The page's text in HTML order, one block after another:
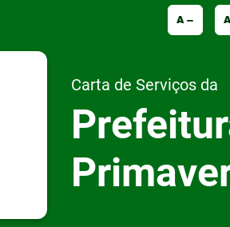
A
Carta de Serviços da